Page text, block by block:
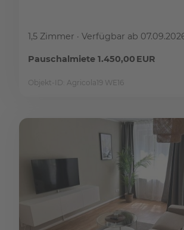
1,5 Zimmer Verfügbar ab
Pauschalmiete 1.450,00 EUR
Objekt-ID: Agricola19 WE16